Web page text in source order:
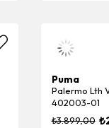
Puma
Palermo Lth
402003-01
₺3.899,00